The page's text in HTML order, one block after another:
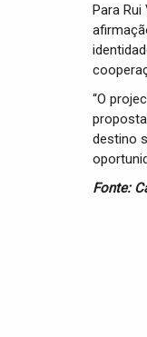
Para
“O
destino
Fonte: